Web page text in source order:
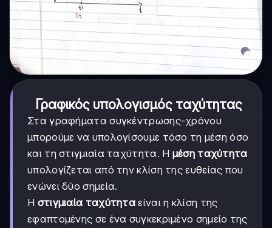
Γραφικός υπολογισμός ταχύτητας
Στα γραφήματα συγκέντρωσης-χρόνου
μπορούμε να υπολογίσουμε τόσο τη μέση όσο
και τη στιγμιαία ταχύτητα. Η μέση ταχύτητα
υπολογίζεται από την κλίση της ευθείας που
ενώνει δύο σημεία.
Η στιγμιαία ταχύτητα είναι η κλίση της
εφαπτομένης σε ένα συγκεκριμένο σημείο της